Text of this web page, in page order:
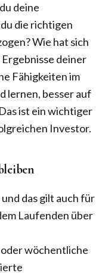
deine
die richtigen
Wie hat sich
deiner
Fähigkeiten im
lernen, besser auf
ist ein wichtiger
Investor.
das gilt auch für
Laufenden über
wöchentliche